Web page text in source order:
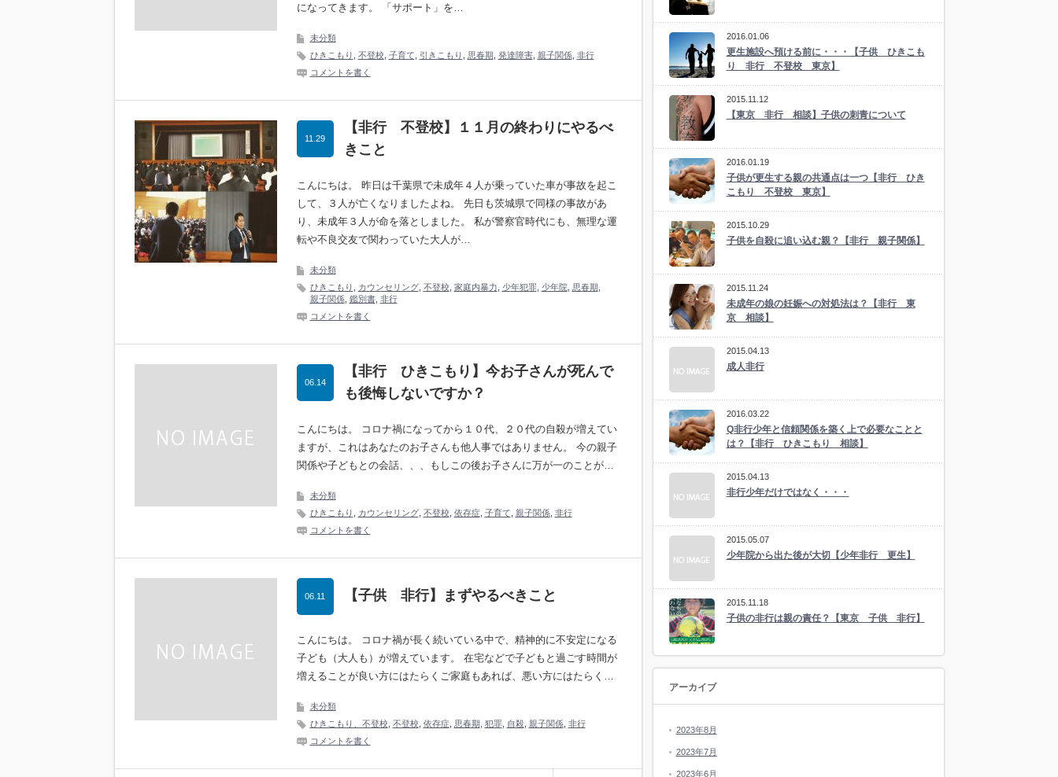
になってきます。 「サポート」を…
未分類
ひきこもり
不登校, 子育て 引きこもり 思春期 発達障害, 親子関係, 非行
コメントを書く
【非行 不登校】１１月の終わりにやるべ
きこと
11.29
こんにちは。 昨日は千葉県で未成年４人が乗っていた車が事故を起こ
して、３人が亡くなりましたよね。 先日も茨城県で同様の事故があ
り、未成年３人が命を落としました。 私が警察官時代にも、無理な運
転や不良交友で関わっていた大人が…
未分類
ひきこもり
カウンセリング, 不登校, 家庭内暴力 少年犯罪, 少年院, 思春期
親子関係, 鑑別書, 非行
コメントを書く
【非行 ひきこもり】今お子さんが死んで
も後悔しないですか？
06.14
こんにちは。 コロナ禍になってから１０代、２０代の自殺が増えてい
ますが、これはあなたのお子さんも他人事ではありません。 今の親子
関係や子どもとの会話、、、もしこの後お子さんに万が一のことが…
未分類
ひきこもり
カウンセリング, 不登校, 依存症, 子育て 親子関係, 非行
コメントを書く
【子供 非行】まずやるべきこと
06.11
こんにちは。 コロナ禍が長く続いている中で、精神的に不安定になる
子ども（大人も）が増えています。 在宅などで子どもと過ごす時間が
増えることが良い方にはたらくご家庭もあれば、悪い方にはたらく…
未分類
ひきこもり、不登校, 不登校, 依存症, 思春期 犯罪, 自殺, 親子関係, 非行
コメントを書く
2016.01.06
更生施設へ預ける前に・・・【子供 ひきこも
り 非行 不登校 東京】
2015.11.12
【東京 非行 相談】子供の刺青について
2016.01.19
子供が更生する親の共通点は一つ【非行 ひき
こもり 不登校 東京】
2015.10.29
子供を自殺に追い込む親？【非行 親子関係】
2015.11.24
未成年の娘の妊娠への対処法は？【非行 東
京 相談】
2015.04.13
成人非行
2016.03.22
Q非行少年と信頼関係を築く上で必要なことと
は？【非行 ひきこもり 相談】
2015.04.13
非行少年だけではなく・・・
2015.05.07
少年院から出た後が大切【少年非行 更生】
2015.11.18
子供の非行は親の責任？【東京 子供 非行】
アーカイブ
2023年8月
2023年7月
2023年6月